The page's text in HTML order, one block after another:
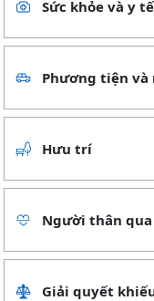
Sức khỏe và y tế
Phương tiện
Hưu trí
Người thân
Giải quyết